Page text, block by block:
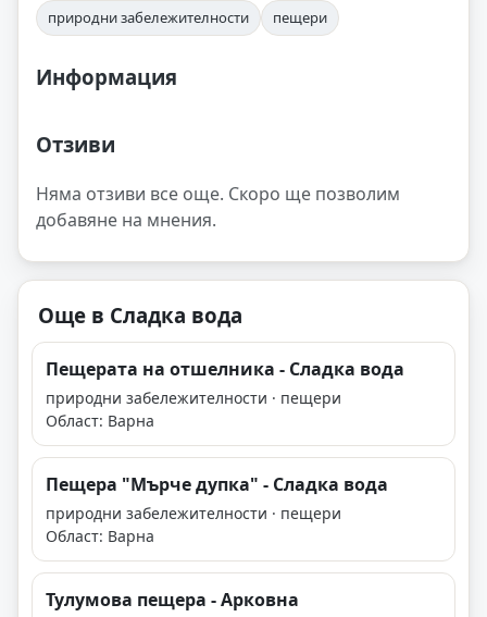
природни забележителности пещери
Информация
Отзиви
Няма отзиви все още. Скоро ще позволим
добавяне на мнения.
Още в Сладка вода
Пещерата на отшелника - Сладка вода
природни забележителности · пещери
Област: Варна
Пещера "Мърче дупка" - Сладка вода
природни забележителности · пещери
Област: Варна
Тулумова пещера - Арковна